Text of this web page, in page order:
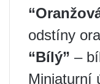
odstíny
“Bílý” –
Miniaturní